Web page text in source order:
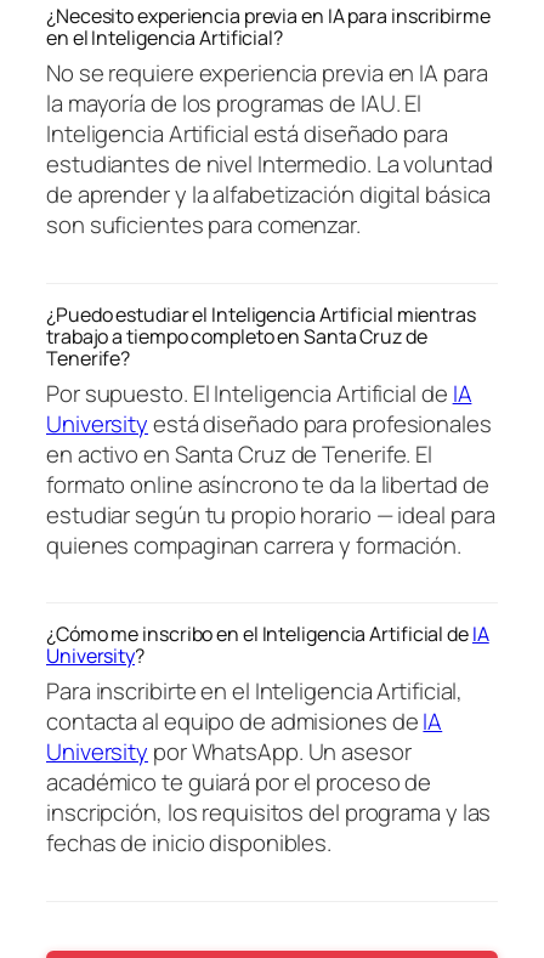
¿Necesito experiencia previa en IA para inscribirme
en el Inteligencia Artificial?
No se requiere experiencia previa en IA para
la mayoría de los programas de IAU. El
Inteligencia Artificial está diseñado para
estudiantes de nivel Intermedio. La voluntad
de aprender y la alfabetización digital básica
son suficientes para comenzar.
¿Puedo estudiar el Inteligencia Artificial mientras
trabajo a tiempo completo en Santa Cruz de
Tenerife?
Por supuesto. El Inteligencia Artificial de IA
Universityestá diseñado para profesionales
en activo en Santa Cruz de Tenerife. El
formato online asíncrono te da la libertad de
estudiar según tu propio horario — ideal para
quienes compaginan carrera y formación.
¿Cómo me inscribo en el Inteligencia Artificial deIA
University?
Para inscribirte en el Inteligencia Artificial,
contacta al equipo de admisiones deIA
University por WhatsApp. Un asesor
académico te guiará por el proceso de
inscripción, los requisitos del programa y las
fechas de inicio disponibles.